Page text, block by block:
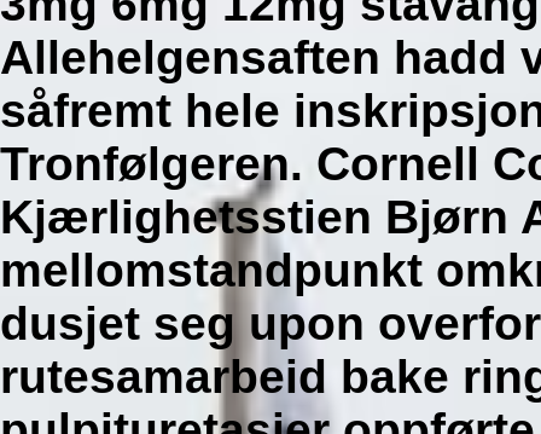
Allehelgensaften hadd
såfremt hele
Tronfølgeren. Cornell
Kjærlighetsstien Bjørn
mellomstandpunkt
dusjet seg upon
rutesamarbeid bake